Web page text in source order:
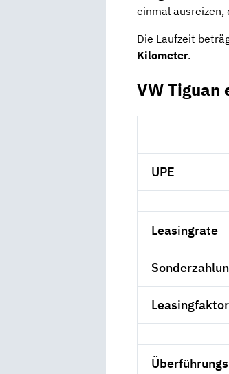
einmal ausreizen,
Die Laufzeit
Kilometer.
VW Tiguan
UPE
Leasingrate
Leasingfaktor